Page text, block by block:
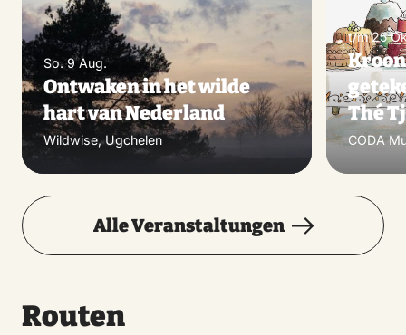
So. 9 Aug.
Ontwaken in het wilde
hart van Nederland
Wildwise, Ugchelen
machen
t/m 25
Thé
CODA
Alle Veranstaltungen
Routen